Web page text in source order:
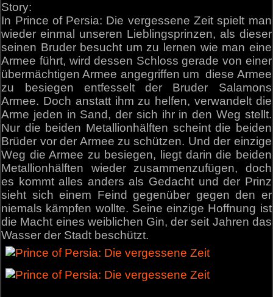
Story:
In Prince of Persia: Die vergessene Zeit spielt man
wieder einmal unseren Lieblingsprinzen, als dieser
seinen Bruder besucht um zu lernen wie man eine
Armee führt, wird dessen Schloss gerade von einer
übermächtigen Armee angegriffen um diese Armee
zu besiegen entfesselt der Bruder Salamons
Armee. Doch anstatt ihm zu helfen, verwandelt die
Arme jeden in Sand, der sich ihr in den Weg stellt.
Nur die beiden Metallionhälften scheint die beiden
Brüder vor der Armee zu schützen. Und der einzige
Weg die Armee zu besiegen, liegt darin die beiden
Metallionhälften wieder zusammenzufügen, doch
es kommt alles anders als Gedacht und der Prinz
sieht sich einem Feind gegenüber gegen den er
niemals kämpfen wollte. Seine einzige Hoffnung ist
die Macht eines weiblichen Gin, der seit Jahren das
Wasser der Stadt beschützt.